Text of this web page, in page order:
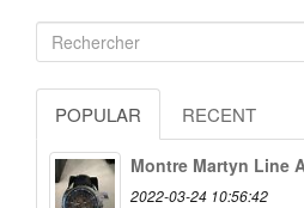
POPULAR RECENT
Montre Martyn Line
2022-03-24 10:56:42